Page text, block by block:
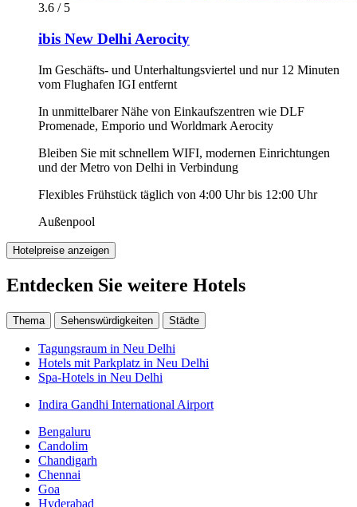
3.6 / 5
ibis New Delhi Aerocity
Im Geschäfts- und Unterhaltungsviertel und nur 12 Minuten
vom Flughafen IGI entfernt
In unmittelbarer Nähe von Einkaufszentren wie DLF
Promenade, Emporio und Worldmark Aerocity
Bleiben Sie mit schnellem WIFI, modernen Einrichtungen
und der Metro von Delhi in Verbindung
Flexibles Frühstück täglich von 4:00 Uhr bis 12:00 Uhr
Außenpool
Hotelpreise anzeigen
Entdecken Sie weitere Hotels
Thema Sehenswürdigkeiten Städte
Tagungsraum in Neu Delhi
Hotels mit Parkplatz in Neu Delhi
Spa-Hotels in Neu Delhi
Indira Gandhi International Airport
Bengaluru
Candolim
Chandigarh
Chennai
Goa
Hyderabad